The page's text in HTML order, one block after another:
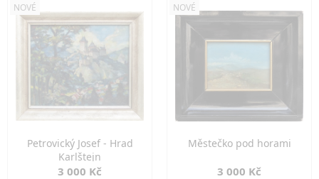
NOVÉ
Petrovický Josef - Hrad
Karlštejn
3 000 Kč
NOVÉ
Městečko pod horami
3 000 Kč